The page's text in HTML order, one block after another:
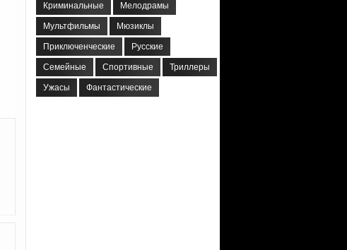
Криминальные Мелодрамы
Мультфильмы Мюзиклы
Приключенческие Русские
Семейные Спортивные Триллеры
Ужасы Фантастические